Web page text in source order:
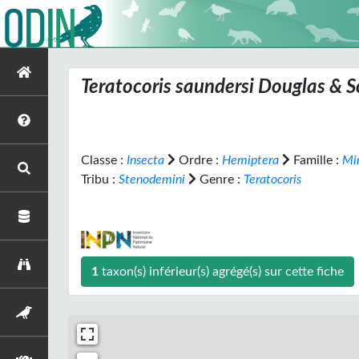
Teratocoris saundersi Douglas &
Classe : Insecta Ordre : Hemiptera Famille :
Tribu : Stenodemini Genre : Teratocoris
1 taxon(s) inférieur(s) agrégé(s) sur cette fiche